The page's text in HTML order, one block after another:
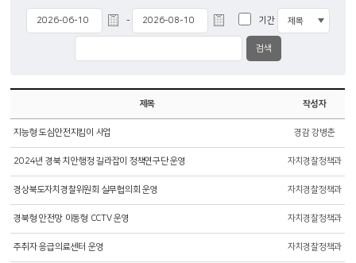
- 기간
제목 작성자
지능형 도심안전지킴이 사업 경감 강병춘
2024년 경북 치안행정 길라잡이 정책연구단 운영 자치경찰정책과
경상북도자치경찰위원회 실무협의회 운영 자치경찰정책과
경북형 안전망 이동형 CCTV 운영 자치경찰정책과
주취자 응급의료센터 운영 자치경찰정책과